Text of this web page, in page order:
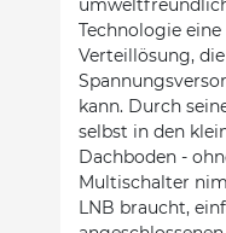
Technologie
Verteillösung,
kann. Durch
selbst in den
Dachboden -
Multischalter
LNB braucht,